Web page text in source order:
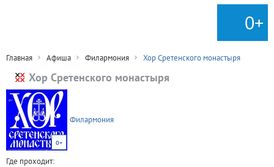
0+
Главная Афиша Филармония Хор Сретенского монастыря
Хор Сретенского монастыря
0+
Филармония
Где проходит: